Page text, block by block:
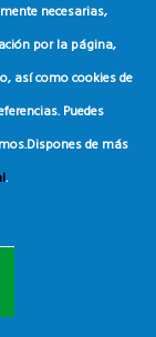
necesarias,
por la página,
así como cookies de
Puedes
Dispones de más
.